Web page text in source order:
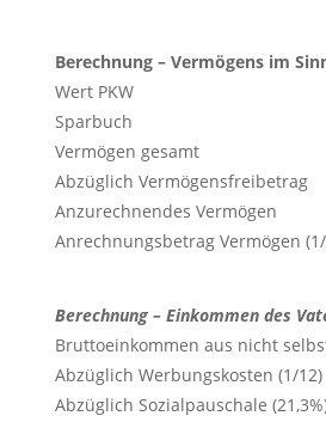
Berechnung – Vermögens im
Wert PKW
Sparbuch
Vermögen gesamt
Abzüglich Vermögensfreibetrag
Anzurechnendes Vermögen
Anrechnungsbetrag Vermögen
Berechnung – Einkommen des
Bruttoeinkommen aus nicht
Abzüglich Werbungskosten (1/12)
Abzüglich Sozialpauschale